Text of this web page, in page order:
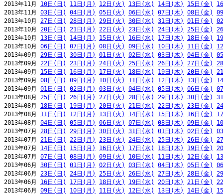
2013年11月 10日(日) 11日(月) 12日(火) 13日(水) 14日(木) 15日(金)
2013年11月 03日(日) 04日(月) 05日(火) 06日(水) 07日(木) 08日(金)
2013年10月 27日(日) 28日(月) 29日(火) 30日(水) 31日(木) 01日(金)
2013年10月 20日(日) 21日(月) 22日(火) 23日(水) 24日(木) 25日(金)
2013年10月 13日(日) 14日(月) 15日(火) 16日(水) 17日(木) 18日(金)
2013年10月 06日(日) 07日(月) 08日(火) 09日(水) 10日(木) 11日(金)
2013年09月 29日(日) 30日(月) 01日(火) 02日(水) 03日(木) 04日(金)
2013年09月 22日(日) 23日(月) 24日(火) 25日(水) 26日(木) 27日(金)
2013年09月 15日(日) 16日(月) 17日(火) 18日(水) 19日(木) 20日(金)
2013年09月 08日(日) 09日(月) 10日(火) 11日(水) 12日(木) 13日(金)
2013年09月 01日(日) 02日(月) 03日(火) 04日(水) 05日(木) 06日(金)
2013年08月 25日(日) 26日(月) 27日(火) 28日(水) 29日(木) 30日(金)
2013年08月 18日(日) 19日(月) 20日(火) 21日(水) 22日(木) 23日(金)
2013年08月 11日(日) 12日(月) 13日(火) 14日(水) 15日(木) 16日(金)
2013年08月 04日(日) 05日(月) 06日(火) 07日(水) 08日(木) 09日(金)
2013年07月 28日(日) 29日(月) 30日(火) 31日(水) 01日(木) 02日(金)
2013年07月 21日(日) 22日(月) 23日(火) 24日(水) 25日(木) 26日(金)
2013年07月 14日(日) 15日(月) 16日(火) 17日(水) 18日(木) 19日(金)
2013年07月 07日(日) 08日(月) 09日(火) 10日(水) 11日(木) 12日(金)
2013年06月 30日(日) 01日(月) 02日(火) 03日(水) 04日(木) 05日(金)
2013年06月 23日(日) 24日(月) 25日(火) 26日(水) 27日(木) 28日(金)
2013年06月 16日(日) 17日(月) 18日(火) 19日(水) 20日(木) 21日(金)
2013年06月 09日(日) 10日(月) 11日(火) 12日(水) 13日(木) 14日(金)